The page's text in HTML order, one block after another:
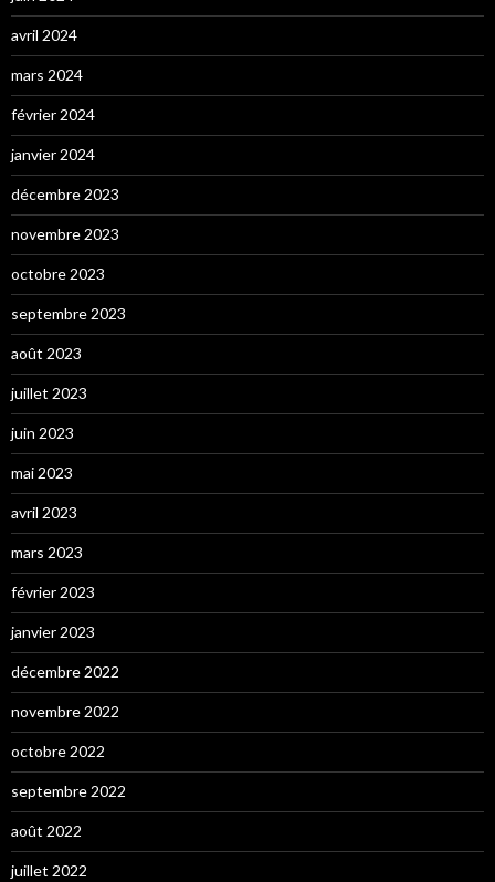
avril 2024
mars 2024
février 2024
janvier 2024
décembre 2023
novembre 2023
octobre 2023
septembre 2023
août 2023
juillet 2023
juin 2023
mai 2023
avril 2023
mars 2023
février 2023
janvier 2023
décembre 2022
novembre 2022
octobre 2022
septembre 2022
août 2022
juillet 2022